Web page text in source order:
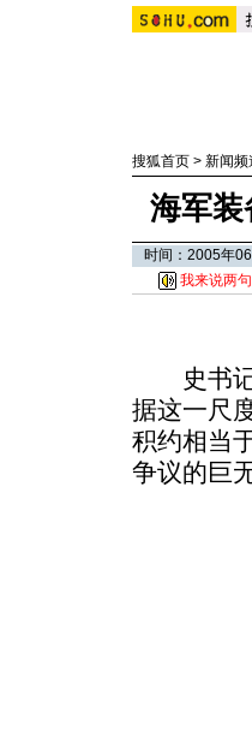
搜狐首页 > 新闻频
海军装
时间：2005年
我来说两
史书记
据这一尺
积约相当
争议的巨